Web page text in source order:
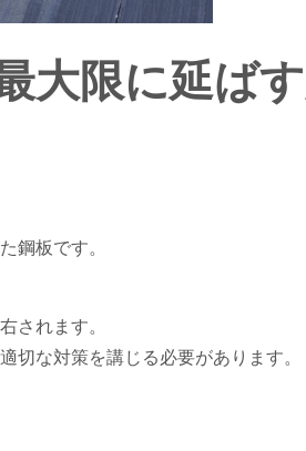
大限に延ば
鋼板です。
されます。
切な対策を講じる必要があります。